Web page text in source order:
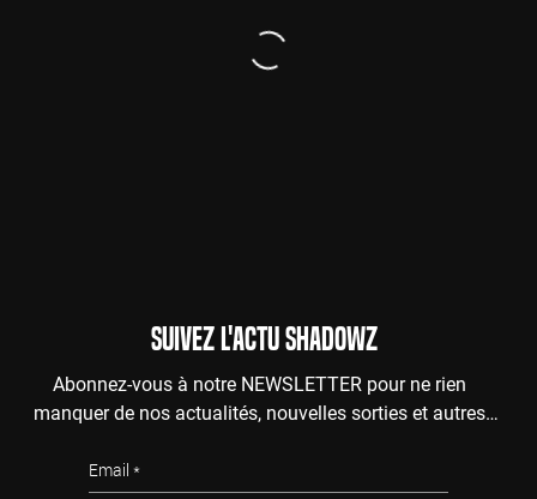
SUIVEZ L'ACTU SHADOWZ
Abonnez-vous à notre NEWSLETTER pour ne rien
manquer de nos actualités, nouvelles sorties et autres
Email